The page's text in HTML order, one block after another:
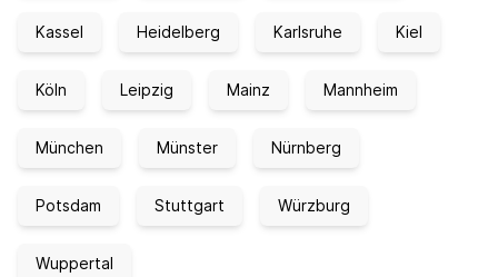
Kassel Heidelberg Karlsruhe Kiel
Köln Leipzig Mainz Mannheim
München Münster Nürnberg
Potsdam Stuttgart Würzburg
Wuppertal